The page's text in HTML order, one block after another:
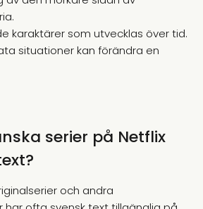
karaktärer som utvecklas över tid.
situationer kan förändra en
serier på Netflix
och andra